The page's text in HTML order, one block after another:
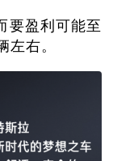
要盈利可能至
右。